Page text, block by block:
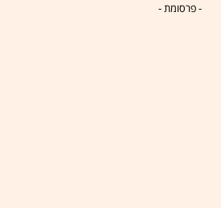
- פרסומת -